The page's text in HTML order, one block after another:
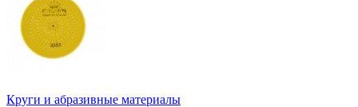
Круги и абразивные материалы